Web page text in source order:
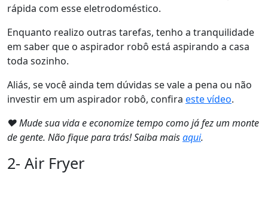
rápida com esse eletrodoméstico.
Enquanto realizo outras tarefas, tenho a tranquilidade
em saber que o aspirador robô está aspirando a casa
toda sozinho.
Aliás, se você ainda tem dúvidas se vale a pena ou não
investir em um aspirador robô, confira este vídeo.
❤ Mude sua vida e economize tempo como já fez um monte
de gente. Não fique para trás! Saiba maisaqui.
2- Air Fryer